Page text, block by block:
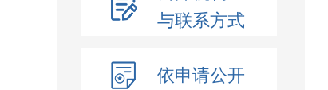
与联系方式
依申请公开